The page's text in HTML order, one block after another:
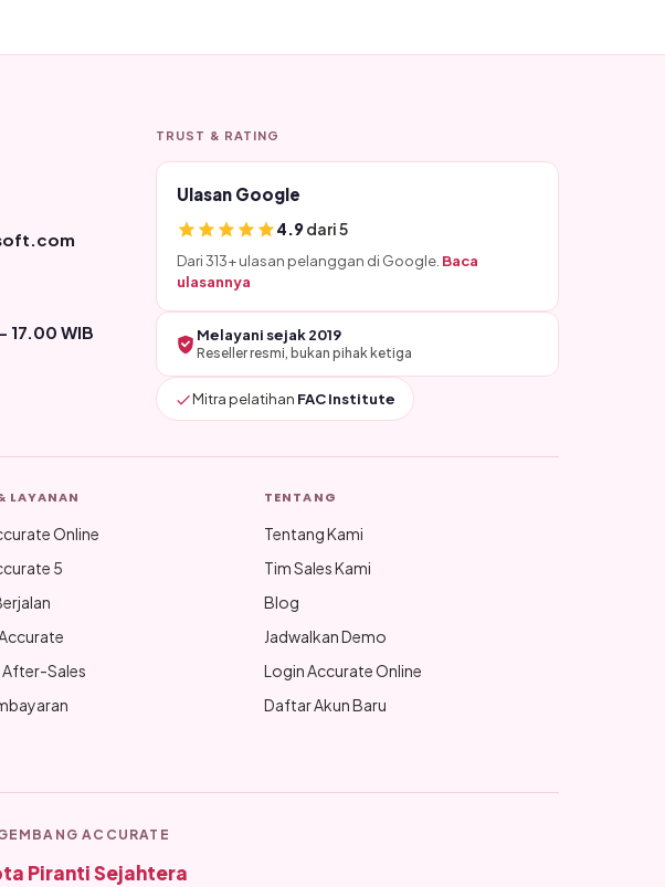
17.00 WIB
TRUST & RATING
Ulasan Google
4.9dari 5
Dari 313+ ulasan pelanggan di Google. Baca
ulasannya
Melayani sejak 2019
Reseller resmi, bukan pihak ketiga
Mitra pelatihan FAC Institute
LAYANAN
Online
5
Sales
TENTANG
Tentang Kami
Tim Sales Kami
Blog
Jadwalkan Demo
Login Accurate Online
Daftar Akun Baru
ACCURATE
Piranti Sejahtera